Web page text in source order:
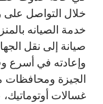
خلال التواصل
خدمة الصيانه
صيانة إلى نقل
وإعادته في أسرع
الجيزة ومحافظات
غسالات